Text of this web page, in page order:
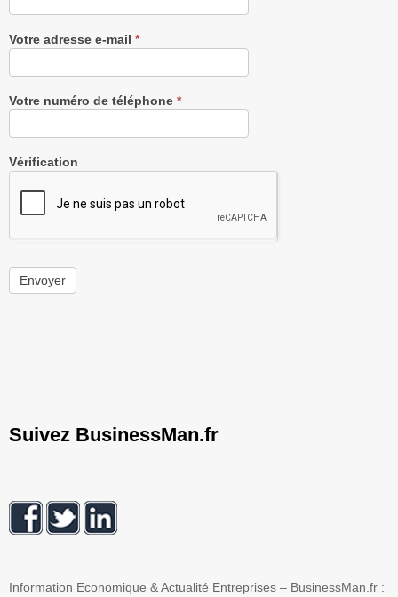
Votre adresse e-mail *
Votre numéro de téléphone *
Vérification
Envoyer
Suivez BusinessMan.fr
Information Economique & Actualité Entreprises – BusinessMan.fr :